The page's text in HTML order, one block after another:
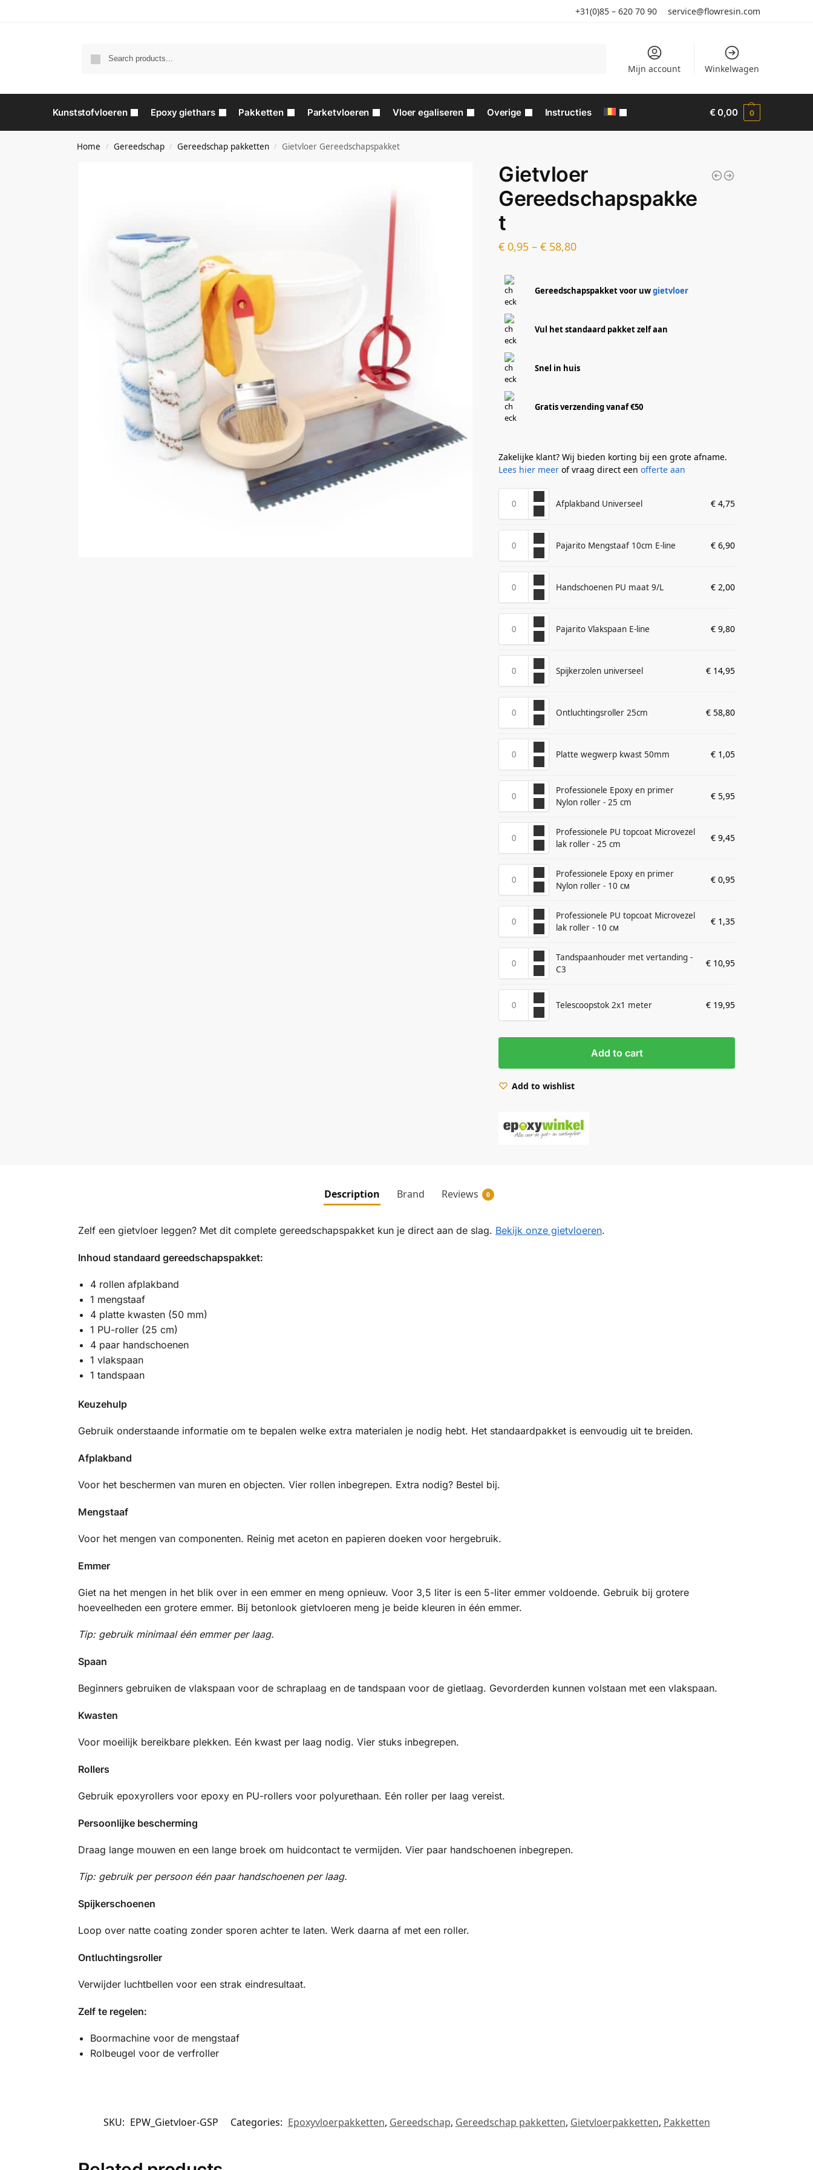
+31(0)85 – 620 70 90 service@flowresin.com
Mijn account Winkelwagen
Kunststofvloeren Epoxy giethars Pakketten Parketvloeren Vloer egaliseren Overige Instructies €0,00 0
Home / Gereedschap / Gereedschap pakketten / Gietvloer Gereedschapspakket
Gietvloer
Gereedschapspakke
t
€ 0,95 –€ 58,80
Gereedschapspakket voor uwgietvloer
Vul het standaard pakket zelf aan
Snel in huis
Gratis verzending vanaf €50
Zakelijke klant? Wij bieden korting bij een grote afname.
Lees hier meer of vraag direct eenofferte aan
Afplakband Universeel € 4,75
Pajarito Mengstaaf 10cm E-line € 6,90
Handschoenen PU maat 9/L € 2,00
Pajarito Vlakspaan E-line € 9,80
Spijkerzolen universeel € 14,95
Ontluchtingsroller 25cm € 58,80
Platte wegwerp kwast 50mm € 1,05
Professionele Epoxy en primer
Nylon roller - 25 cm
€ 5,95
Professionele PU topcoat Microvezel
lak roller - 25 cm
€ 9,45
Professionele Epoxy en primer
Nylon roller - 10 см
€ 0,95
Professionele PU topcoat Microvezel
lak roller - 10 см
€ 1,35
Tandspaanhouder met vertanding -
C3
€ 10,95
Telescoopstok 2x1 meter € 19,95
Add to cart
Add to wishlist
Description Brand Reviews 0
Zelf een gietvloer leggen? Met dit complete gereedschapspakket kun je direct aan de slag. Bekijk onze gietvloeren.
Inhoud standaard gereedschapspakket:
4 rollen afplakband
1 mengstaaf
4 platte kwasten (50 mm)
1 PU-roller (25 cm)
4 paar handschoenen
1 vlakspaan
1 tandspaan
Keuzehulp
Gebruik onderstaande informatie om te bepalen welke extra materialen je nodig hebt. Het standaardpakket is eenvoudig uit te breiden.
Afplakband
Voor het beschermen van muren en objecten. Vier rollen inbegrepen. Extra nodig? Bestel bij.
Mengstaaf
Voor het mengen van componenten. Reinig met aceton en papieren doeken voor hergebruik.
Emmer
Giet na het mengen in het blik over in een emmer en meng opnieuw. Voor 3,5 liter is een 5-liter emmer voldoende. Gebruik bij grotere
hoeveelheden een grotere emmer. Bij betonlook gietvloeren meng je beide kleuren in één emmer.
Tip: gebruik minimaal één emmer per laag.
Spaan
Beginners gebruiken de vlakspaan voor de schraplaag en de tandspaan voor de gietlaag. Gevorderden kunnen volstaan met een vlakspaan.
Kwasten
Voor moeilijk bereikbare plekken. Eén kwast per laag nodig. Vier stuks inbegrepen.
Rollers
Gebruik epoxyrollers voor epoxy en PU-rollers voor polyurethaan. Eén roller per laag vereist.
Persoonlijke bescherming
Draag lange mouwen en een lange broek om huidcontact te vermijden. Vier paar handschoenen inbegrepen.
Tip: gebruik per persoon één paar handschoenen per laag.
Spijkerschoenen
Loop over natte coating zonder sporen achter te laten. Werk daarna af met een roller.
Ontluchtingsroller
Verwijder luchtbellen voor een strak eindresultaat.
Zelf te regelen:
Boormachine voor de mengstaaf
Rolbeugel voor de verfroller
SKU: EPW_Gietvloer-GSP Categories: Epoxyvloerpakketten, Gereedschap, Gereedschap pakketten, Gietvloerpakketten, Pakketten